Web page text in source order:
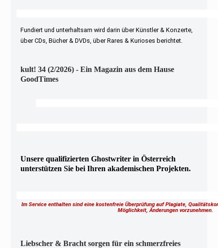
Fundiert und unterhaltsam wird darin über Künstler & Konzerte,
über CDs, Bücher & DVDs, über Rares & Kurioses berichtet.
kult! 34 (2/2026) - Ein Magazin aus dem Hause
GoodTimes
Unsere qualifizierten Ghostwriter in Österreich
unterstützen Sie bei Ihren akademischen Projekten.
Im Service enthalten sind eine kostenfreie Überprüfung auf Plagiate,
Möglichkeit, Änderungen vorzunehmen.
Liebscher & Bracht sorgen für ein schmerzfreies